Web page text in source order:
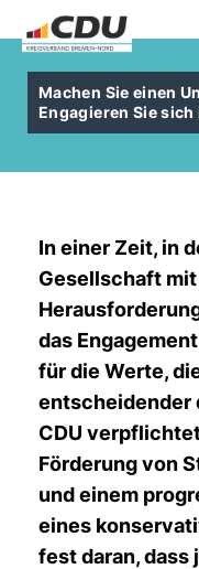
Machen Sie einen
Engagieren Sie sich
In einer Zeit, in
Gesellschaft
das
für die Werte,
entscheidender
CDU
Förderung von
und einem
eines
fest daran, dass